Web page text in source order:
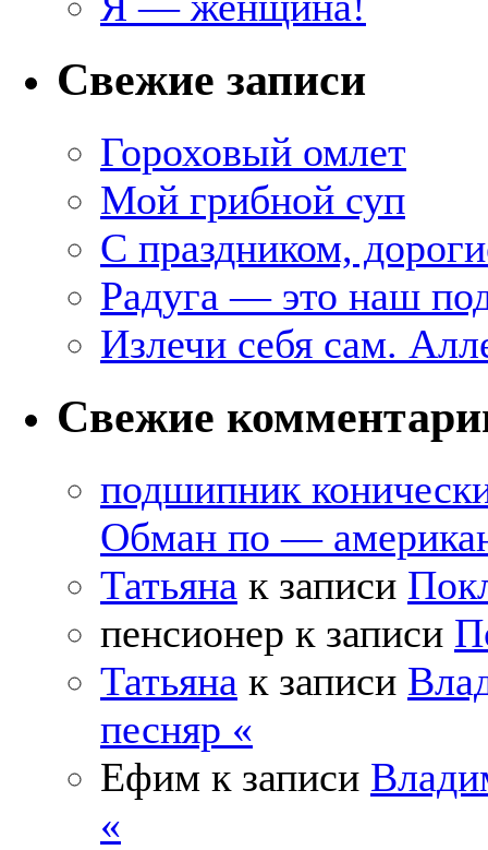
Свежие записи
Гороховый омлет
Мой грибной суп
С праздником,
Радуга — это наш
Излечи себя сам.
Свежие
подшипник
Обман по —
Татьяна к записи
пенсионер к записи
Татьяна к записи
песняр «
Ефим к записи
«